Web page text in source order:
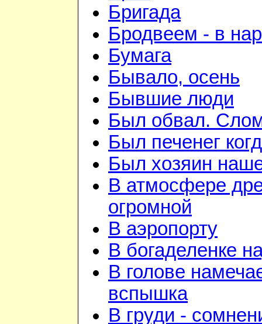
Бригада
Бродвеем - в
Бумага
Бывало, осень
Бывшие люди
Был обвал.
Был печенег
Был хозяин
В атмосфере
огромной
В аэропорту
В богаделенке
В голове
вспышка
В груди -